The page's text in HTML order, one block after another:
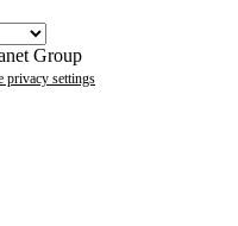
Group
privacy settings